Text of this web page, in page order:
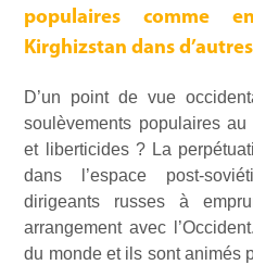
populaires comme
Kirghizstan dans d’autres
D’un point de vue
soulèvements populaires
et liberticides ? La
dans l’espace post-
dirigeants russes à
arrangement avec
du monde et ils sont animés